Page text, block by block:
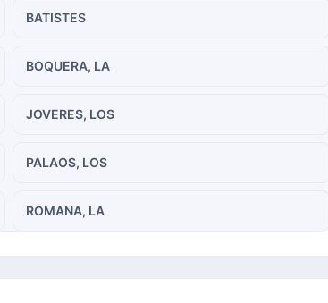
BATISTES
BOQUERA, LA
JOVERES, LOS
PALAOS, LOS
ROMANA, LA